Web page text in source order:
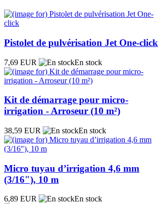
Pistolet de pulvérisation Jet One-click
7,69 EUR En stock
Kit de démarrage pour micro-
irrigation - Arroseur (10 m²)
38,59 EUR En stock
Micro tuyau d’irrigation 4,6 mm
(3/16"), 10 m
6,89 EUR En stock